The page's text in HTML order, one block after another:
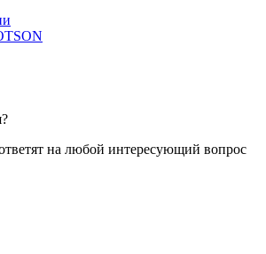
на любой интересующий вопрос